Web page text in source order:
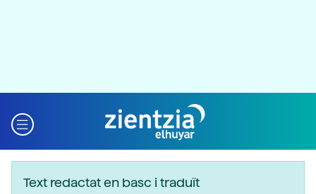
Text redactat en basc i traduït